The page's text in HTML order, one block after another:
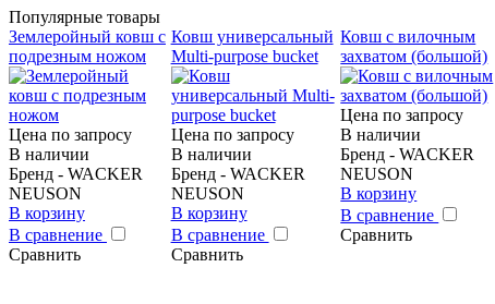
Популярные товары
Землеройный ковш с
подрезным ножом
Цена по запросу
В наличии
Бренд - WACKER
NEUSON
В корзину
В сравнение
Сравнить
Ковш универсальный
Multi-purpose bucket
Цена по запросу
В наличии
Бренд - WACKER
NEUSON
В корзину
В сравнение
Сравнить
Ковш с вилочным
захватом (большой)
Цена по запросу
В наличии
Бренд - WACKER
NEUSON
В корзину
В сравнение
Сравнить